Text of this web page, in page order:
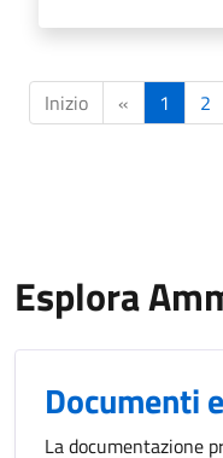
Inizio « 1 2
Esplora
Documenti
La documentazione